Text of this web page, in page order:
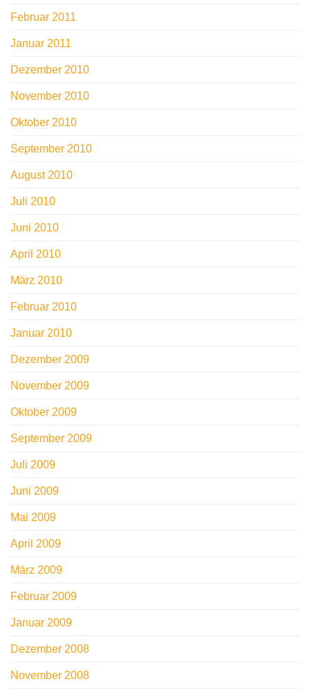
Februar 2011
Januar 2011
Dezember 2010
November 2010
Oktober 2010
September 2010
August 2010
Juli 2010
Juni 2010
April 2010
März 2010
Februar 2010
Januar 2010
Dezember 2009
November 2009
Oktober 2009
September 2009
Juli 2009
Juni 2009
Mai 2009
April 2009
März 2009
Februar 2009
Januar 2009
Dezember 2008
November 2008